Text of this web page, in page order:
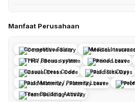
Manfaat Perusahaan
Competitive Salary Medical
THR / Bonus system
Period Leave
Casual Dress Code
Paid Sick Days
Paid Maternity / Paternity Leave
Team Building Activity